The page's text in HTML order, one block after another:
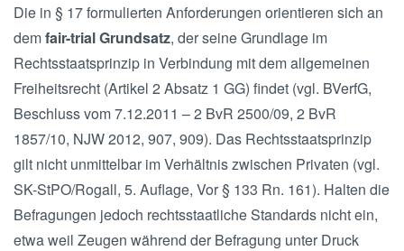
Die in § 17 formulierten Anforderungen orientieren sich an
demfair-trial Grundsatz, der seine Grundlage im
Rechtsstaatsprinzip in Verbindung mit dem allgemeinen
Freiheitsrecht (Artikel 2 Absatz 1 GG) findet (vgl. BVerfG,
Beschluss vom 7.12.2011 – 2 BvR 2500/09, 2 BvR
1857/10, NJW 2012, 907, 909). Das Rechtsstaatsprinzip
gilt nicht unmittelbar im Verhältnis zwischen Privaten (vgl.
SK-StPO/Rogall, 5. Auflage, Vor § 133 Rn. 161). Halten die
Befragungen jedoch rechtsstaatliche Standards nicht ein,
etwa weil Zeugen während der Befragung unter Druck